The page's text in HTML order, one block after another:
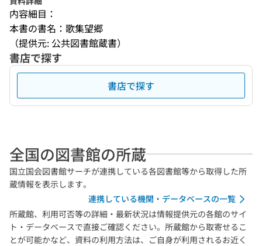
内容細目：
本書の書名：歌集望郷
（提供元: 公共図書館蔵書）
書店で探す
書店で探す
全国の図書館の所蔵
国立国会図書館サーチが連携している各図書館等から取得した所
蔵情報を表示します。
連携している機関・データベースの一覧
所蔵館、利用可否等の詳細・最新状況は情報提供元の各館のサイ
ト・データベースで直接ご確認ください。所蔵館から取寄せるこ
とが可能かなど、資料の利用方法は、ご自身が利用されるお近く